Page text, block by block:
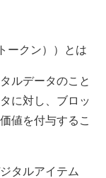
ークン））とは
ルデータのこと
に対し、ブロッ
値を付与するこ
タルアイテム